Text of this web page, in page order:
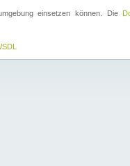
einsetzen können. Die